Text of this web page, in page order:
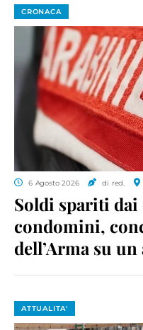
CRONACA
6 Agosto 2026 di red.
Soldi spariti dai
condomini,
dell’Arma su
ATTUALITA'